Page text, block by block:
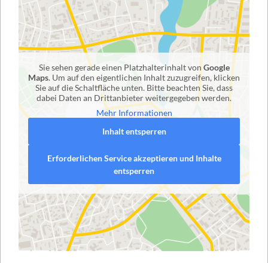
Sie sehen gerade einen Platzhalterinhalt von Google
Maps. Um auf den eigentlichen Inhalt zuzugreifen, klicken
Sie auf die Schaltfläche unten. Bitte beachten Sie, dass
dabei Daten an Drittanbieter weitergegeben werden.
Mehr Informationen
Inhalt entsperren
Erforderlichen Service akzeptieren und Inhalte
entsperren